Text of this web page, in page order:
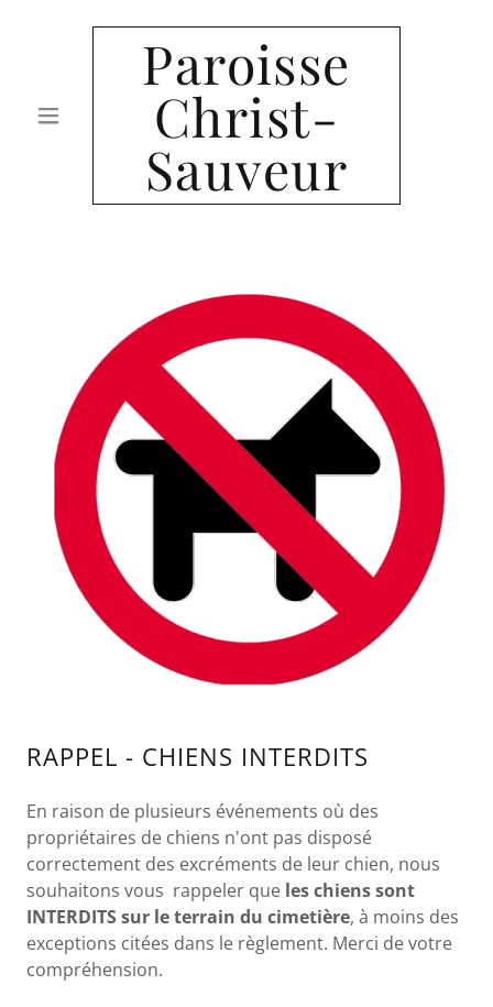
Paroisse
Christ-
Sauveur
RAPPEL - CHIENS INTERDITS
En raison de plusieurs événements où des
propriétaires de chiens n'ont pas disposé
correctement des excréments de leur chien, nous
souhaitons vous rappeler que les chiens sont
INTERDITS sur le terrain du cimetière, à moins des
exceptions citées dans le règlement. Merci de votre
compréhension.